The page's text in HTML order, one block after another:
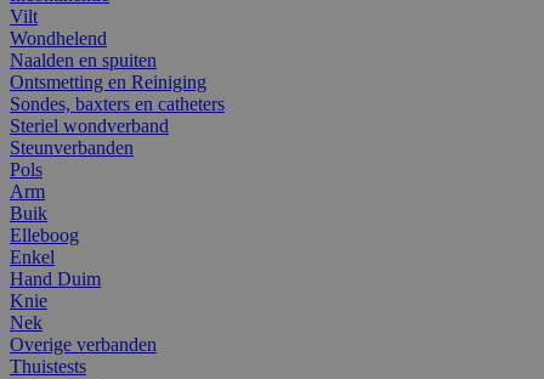
Vilt
Wondhelend
Naalden en spuiten
Ontsmetting en Reiniging
Sondes, baxters en catheters
Steriel wondverband
Steunverbanden
Pols
Arm
Buik
Elleboog
Enkel
Hand Duim
Knie
Nek
Overige verbanden
Thuistests